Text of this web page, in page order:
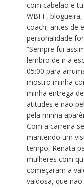
com cabelão e
WBFF,
coach, antes de
personalidade
“Sempre fui
lembro de ir a
05:00 para
mostro minha
minha entrega
atitudes e não
pela minha
Com a carreira
mantendo um
tempo, Renata
mulheres com
começaram a
vaidosa, que